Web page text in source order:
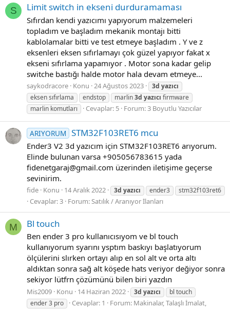
S Limit switch in ekseni durduramaması
Sıfırdan kendi yazıcımı yapıyorum malzemeleri
topladım ve başladım mekanik montajı bitti
kablolamalar bitti ve test etmeye başladım . Y ve z
eksenleri eksen sıfırlamayı çok güzel yapıyor fakat x
ekseni sıfırlama yapamıyor . Motor sona kadar gelip
switche bastığı halde motor hala devam etmeye...
saykodracore Konu 24 Ağustos 2023 3d yazıcı
eksen sıfırlama
endstop marlin3d yazıcı firmware
marlin komutları
Cevaplar: 5 Forum:3 Boyutlu Yazıcılar
ARIYORUM STM32F103RET6 mcu
Ender3 V2 3d yazıcım için STM32F103RET6 arıyorum.
Elinde bulunan varsa +905056783615 yada
fidenetgaraj@gmail.com üzerinden iletişime geçerse
sevinirim.
fide Konu 14 Aralık 2022 3d yazıcı ender3 stm32f103ret6
Cevaplar: 3 Forum:Satılık / Aranıyor İlanları
M Bl touch
Ben ender 3 pro kullanıcısıyom ve bl touch
kullanıyorum syarını ysptım baskıyı başlatıyorum
ölçülerini slırken ortayı alıp en sol alt ve orta altı
aldıktan sonra sağ alt köşede hats veriyor değiyor sonra
sekiyor lütfrn çözümünü bilen biri yazdın
Mis2009 Konu 14 Haziran 2022 3d yazıcı
bl touch
ender 3 pro
Cevaplar: 1 Forum: Makinalar, Talaşlı İmalat,